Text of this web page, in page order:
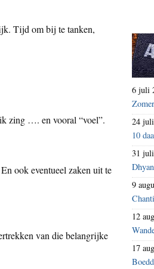
Tijd om bij te tanken,
zing …. en vooral “voel”.
ook eventueel zaken uit te
van die belangrijke
6 juli
24
10
31
9
12
17